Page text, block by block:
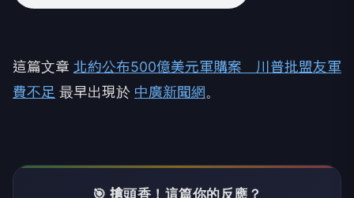
這篇文章 北約公布500億美元軍購案 川普批盟友軍
費不足 最早出現於 中廣新聞網。
🎯 搶頭香！這篇你的反應？